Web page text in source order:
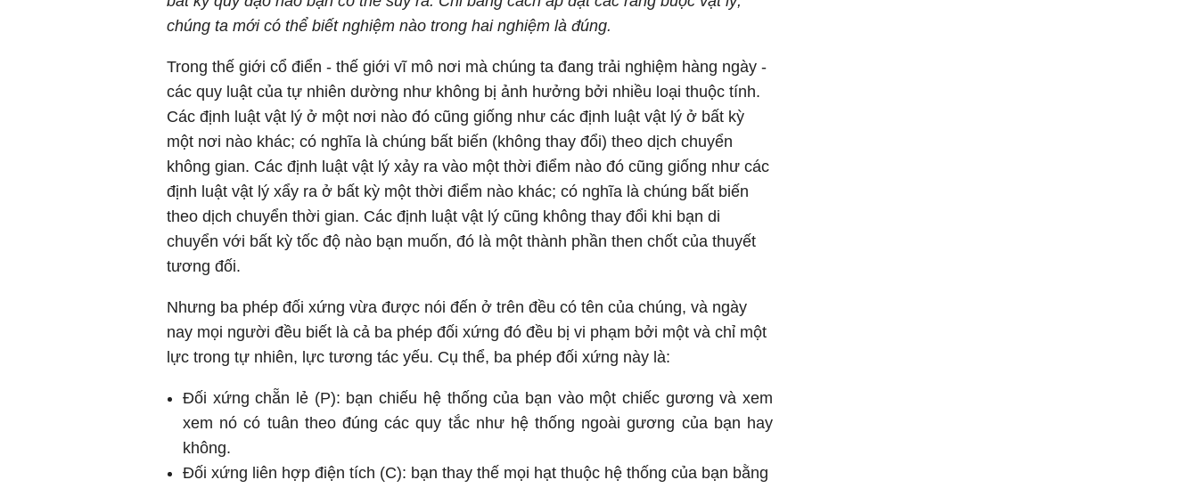
chúng ta mới có thể biết nghiệm nào trong hai nghiệm là đúng.
Trong thế giới cổ điển - thế giới vĩ mô nơi mà chúng ta đang trải nghiệm hàng ngày -
các quy luật của tự nhiên dường như không bị ảnh hưởng bởi nhiều loại thuộc tính.
Các định luật vật lý ở một nơi nào đó cũng giống như các định luật vật lý ở bất kỳ
một nơi nào khác; có nghĩa là chúng bất biến (không thay đổi) theo dịch chuyển
không gian. Các định luật vật lý xảy ra vào một thời điểm nào đó cũng giống như các
định luật vật lý xẩy ra ở bất kỳ một thời điểm nào khác; có nghĩa là chúng bất biến
theo dịch chuyển thời gian. Các định luật vật lý cũng không thay đổi khi bạn di
chuyển với bất kỳ tốc độ nào bạn muốn, đó là một thành phần then chốt của thuyết
tương đối.
Nhưng ba phép đối xứng vừa được nói đến ở trên đều có tên của chúng, và ngày
nay mọi người đều biết là cả ba phép đối xứng đó đều bị vi phạm bởi một và chỉ một
lực trong tự nhiên, lực tương tác yếu. Cụ thể, ba phép đối xứng này là:
Đối xứng chẵn lẻ (P): bạn chiếu hệ thống của bạn vào một chiếc gương và xem
xem nó có tuân theo đúng các quy tắc như hệ thống ngoài gương của bạn hay
không.
Đối xứng liên hợp điện tích (C): bạn thay thế mọi hạt thuộc hệ thống của bạn bằng